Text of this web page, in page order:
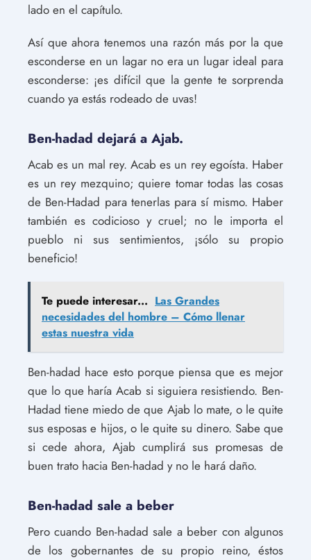
lado en el capítulo.
Así que ahora tenemos una razón más por la que
esconderse en un lagar no era un lugar ideal para
esconderse: ¡es difícil que la gente te sorprenda
cuando ya estás rodeado de uvas!
Ben-hadad dejará a Ajab.
Acab es un mal rey. Acab es un rey egoísta. Haber
es un rey mezquino; quiere tomar todas las cosas
de Ben-Hadad para tenerlas para sí mismo. Haber
también es codicioso y cruel; no le importa el
pueblo ni sus sentimientos, ¡sólo su propio
beneficio!
Te puede interesar... Las Grandes
necesidades del hombre – Cómo llenar
estas nuestra vida
Ben-hadad hace esto porque piensa que es mejor
que lo que haría Acab si siguiera resistiendo. Ben-
Hadad tiene miedo de que Ajab lo mate, o le quite
sus esposas e hijos, o le quite su dinero. Sabe que
si cede ahora, Ajab cumplirá sus promesas de
buen trato hacia Ben-hadad y no le hará daño.
Ben-hadad sale a beber
Pero cuando Ben-hadad sale a beber con algunos
de los gobernantes de su propio reino, éstos